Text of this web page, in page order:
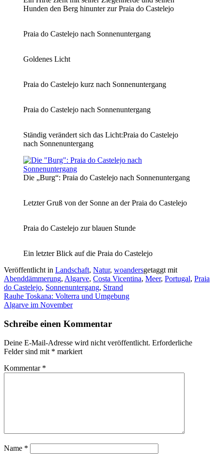
Hunden den Berg hinunter zur Praia do Castelejo
Praia do Castelejo nach Sonnenuntergang
Goldenes Licht
Praia do Castelejo kurz nach Sonnenuntergang
Praia do Castelejo nach Sonnenuntergang
Ständig verändert sich das Licht:Praia do Castelejo
nach Sonnenuntergang
Die „Burg“: Praia do Castelejo nach Sonnenuntergang
Letzter Gruß von der Sonne an der Praia do Castelejo
Praia do Castelejo zur blauen Stunde
Ein letzter Blick auf die Praia do Castelejo
Veröffentlicht in Landschaft, Natur, woandersgetaggt mit
Abenddämmerung, Algarve, Costa Vicentina, Meer, Portugal, Praia
do Castelejo, Sonnenuntergang, Strand
Beitragsnavigation
Rauhe Toskana: Volterra und Umgebung
Algarve im November
Schreibe einen Kommentar
Deine E-Mail-Adresse wird nicht veröffentlicht. Erforderliche
Felder sind mit * markiert
Kommentar *
Name *